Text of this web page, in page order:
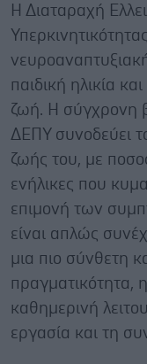
Η Διαταραχή
παιδική ηλικία
ζωή. Η σύγχρονη
ΔΕΠΥ συνοδεύει
ζωής του, με
ενήλικες που
επιμονή των
είναι απλώς
μια πιο σύνθετη
πραγματικότητα,
καθημερινή
εργασία και τη